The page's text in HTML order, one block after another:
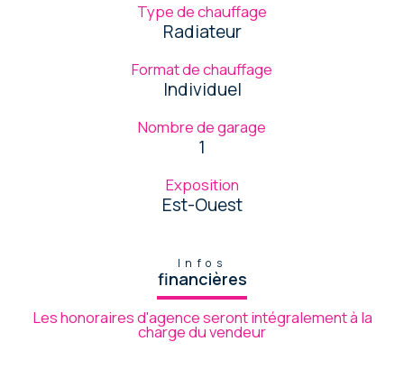
Type de chauffage
Radiateur
Format de chauffage
Individuel
Nombre de garage
1
Exposition
Est-Ouest
Infos
financières
Les honoraires d'agence seront intégralement à la
charge du vendeur